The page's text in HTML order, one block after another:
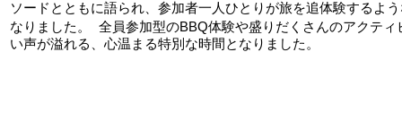
ソードとともに語られ、参加者一人ひとりが旅を追体験するよ
なりました。 全員参加型のBBQ体験や盛りだくさんのアクティ
い声が溢れる、心温まる特別な時間となりました。